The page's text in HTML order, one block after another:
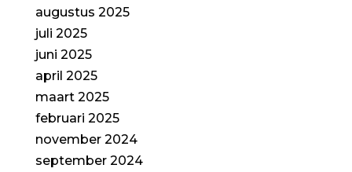
augustus 2025
juli 2025
juni 2025
april 2025
maart 2025
februari 2025
november 2024
september 2024